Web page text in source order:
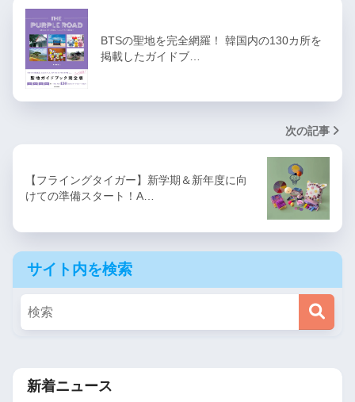
BTSの聖地を完全網羅！ 韓国内の130カ所を
掲載したガイドブ…
次の記事
【フライングタイガー】新学期＆新年度に向
けての準備スタート！A…
サイト内を検索
新着ニュース